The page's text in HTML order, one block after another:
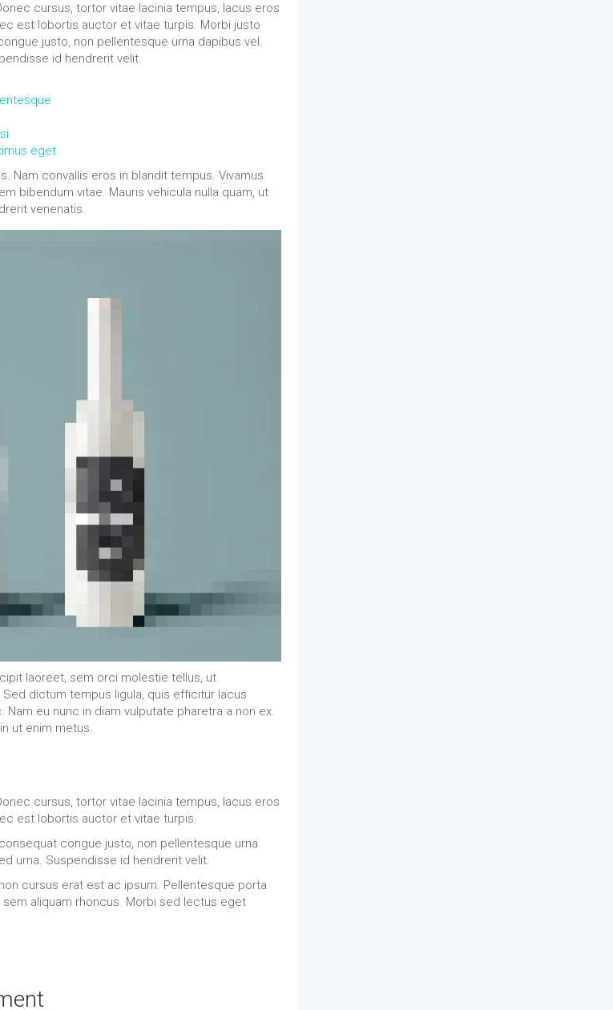
cursus, tortor vitae lacinia tempus, lacus eros
est lobortis auctor et vitae turpis. Morbi justo
justo, non pellentesque urna dapibus vel.
id hendrerit velit.
eget
Nam convallis eros in blandit tempus. Vivamus
bibendum vitae. Mauris vehicula nulla quam, ut
venenatis.
laoreet, sem orci molestie tellus, ut
dictum tempus ligula, quis efficitur lacus
eu nunc in diam vulputate pharetra a non ex.
ut enim metus.
cursus, tortor vitae lacinia tempus, lacus eros
est lobortis auctor et vitae turpis.
congue justo, non pellentesque urna
urna. Suspendisse id hendrerit velit.
cursus erat est ac ipsum. Pellentesque porta
aliquam rhoncus. Morbi sed lectus eget